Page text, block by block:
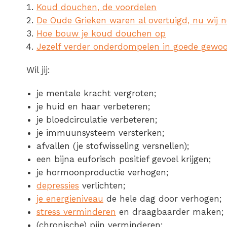
Koud douchen, de voordelen
De Oude Grieken waren al overtuigd, nu wij
Hoe bouw je koud douchen op
Jezelf verder onderdompelen in goede
Wil jij:
je mentale kracht vergroten;
je huid en haar verbeteren;
je bloedcirculatie verbeteren;
je immuunsysteem versterken;
afvallen (je stofwisseling versnellen);
een bijna euforisch positief gevoel krijgen;
je hormoonproductie verhogen;
depressies verlichten;
je energieniveau de hele dag door verhogen;
stress verminderen en draagbaarder maken;